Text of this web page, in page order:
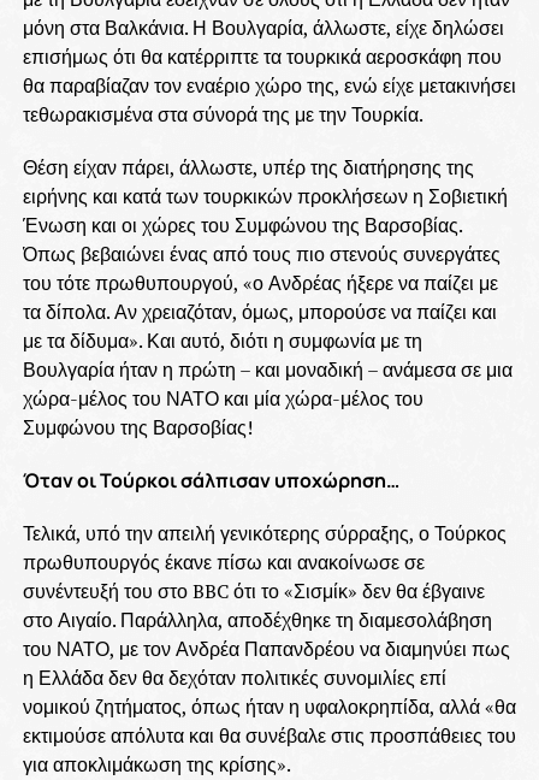
μόνη στα Βαλκάνια. Η Βουλγαρία, άλλωστε, είχε δηλώσει
επισήμως ότι θα κατέρριπτε τα τουρκικά αεροσκάφη που
θα παραβίαζαν τον εναέριο χώρο της, ενώ είχε μετακινήσει
τεθωρακισμένα στα σύνορά της με την Τουρκία.
Θέση είχαν πάρει, άλλωστε, υπέρ της διατήρησης της
ειρήνης και κατά των τουρκικών προκλήσεων η Σοβιετική
Ένωση και οι χώρες του Συμφώνου της Βαρσοβίας.
Όπως βεβαιώνει ένας από τους πιο στενούς συνεργάτες
του τότε πρωθυπουργού, «ο Ανδρέας ήξερε να παίζει με
τα δίπολα. Αν χρειαζόταν, όμως, μπορούσε να παίζει και
με τα δίδυμα». Και αυτό, διότι η συμφωνία με τη
Βουλγαρία ήταν η πρώτη – και μοναδική – ανάμεσα σε μια
χώρα-μέλος του ΝΑΤΟ και μία χώρα-μέλος του
Συμφώνου της Βαρσοβίας!
Όταν οι Τούρκοι σάλπισαν υποχώρηση…
Τελικά, υπό την απειλή γενικότερης σύρραξης, ο Τούρκος
πρωθυπουργός έκανε πίσω και ανακοίνωσε σε
συνέντευξή του στο BBC ότι το «Σισμίκ» δεν θα έβγαινε
στο Αιγαίο. Παράλληλα, αποδέχθηκε τη διαμεσολάβηση
του ΝΑΤΟ, με τον Ανδρέα Παπανδρέου να διαμηνύει πως
η Ελλάδα δεν θα δεχόταν πολιτικές συνομιλίες επί
νομικού ζητήματος, όπως ήταν η υφαλοκρηπίδα, αλλά «θα
εκτιμούσε απόλυτα και θα συνέβαλε στις προσπάθειες του
για αποκλιμάκωση της κρίσης».